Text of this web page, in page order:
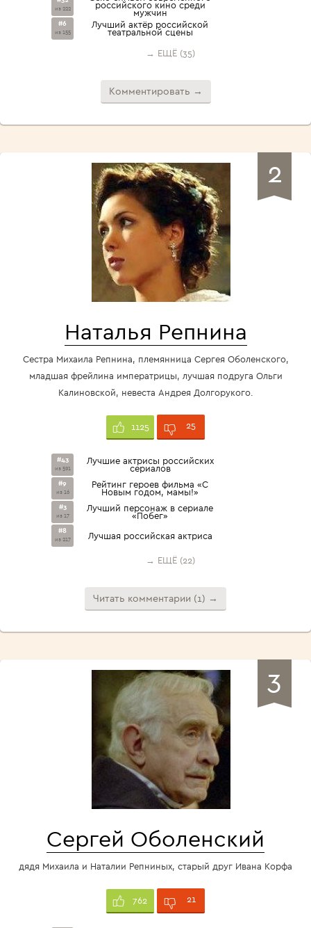
из 222 российского кино среди
мужчин
#6
из 155
Лучший актёр российской
театральной сцены
→ ЕЩЁ (35)
Комментировать →
2
Наталья Репнина
Сестра Михаила Репнина, племянница Сергея Оболенского,
младшая фрейлина императрицы, лучшая подруга Ольги
Калиновской, невеста Андрея Долгорукого.
1125 25
#43
из 591
Лучшие актрисы российских
сериалов
#9
из 16
Рейтинг героев фильма «С
Новым годом, мамы!»
#3
из 17
Лучший персонаж в сериале
«Побег»
#8
из 217 Лучшая российская актриса
→ ЕЩЁ (22)
Читать комментарии (1) →
3
Сергей Оболенский
дядя Михаила и Наталии Репниных, старый друг Ивана Корфа
762 21